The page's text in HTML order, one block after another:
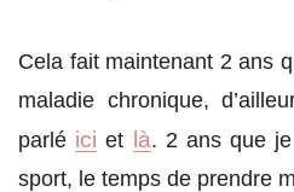
Cela fait maintenant 2 ans
maladie chronique,
parlé ici et là. 2 ans que
sport, le temps de prendre